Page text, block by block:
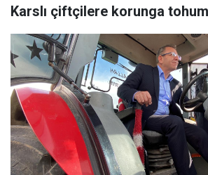
Karslı çiftçilere korunga